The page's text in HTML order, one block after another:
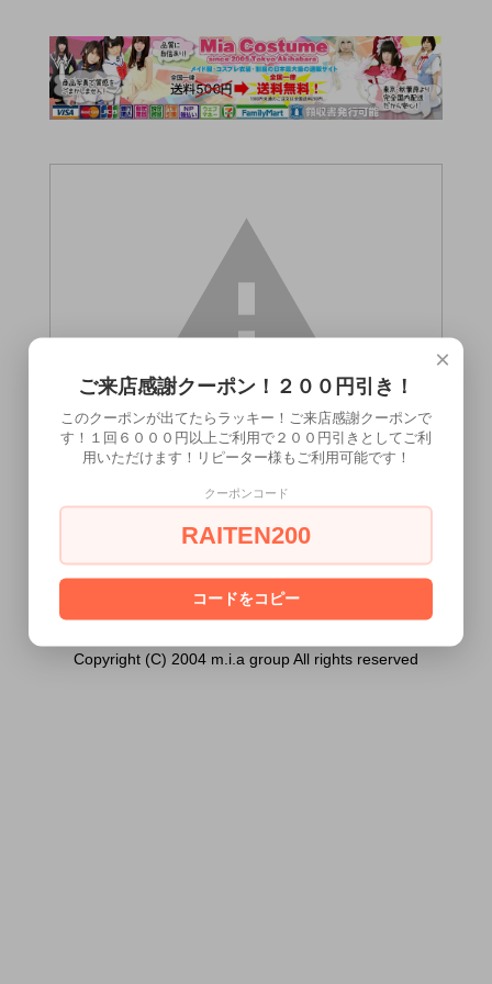
ません。
あなたは18歳以上ですか？
[ はい ] [ いいえ ]
Copyright (C) 2004 m.i.a group All rights reserved
×
ご来店感謝クーポン！２００円引き！
このクーポンが出てたらラッキー！ご来店感謝クーポンで
す！１回６０００円以上ご利用で２００円引きとしてご利
用いただけます！リピーター様もご利用可能です！
クーポンコード
RAITEN200
コードをコピー